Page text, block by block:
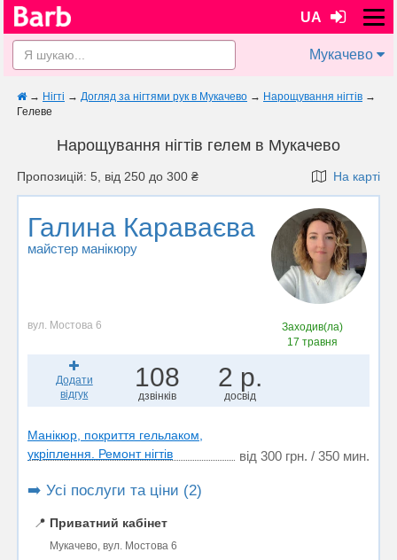
UA
Мукачево
→ Нігті → Догляд за нігтями рук в Мукачево → Нарощування нігтів →
Гелеве
Нарощування нігтів гелем в Мукачево
Пропозицій: 5, від 250 до 300 ₴ На карті
Галина Караваєва
майстер манікюру
вул. Мостова 6
Заходив(ла)
17 травня
Додати
відгук
108
дзвінків
2 р.
досвід
Манікюр, покриття гельлаком,
укріплення. Ремонт нігтів
від 300 грн. / 350 мин.
➡️ Усі послуги та ціни (2)
📍 Приватний кабінет
Мукачево, вул. Мостова 6